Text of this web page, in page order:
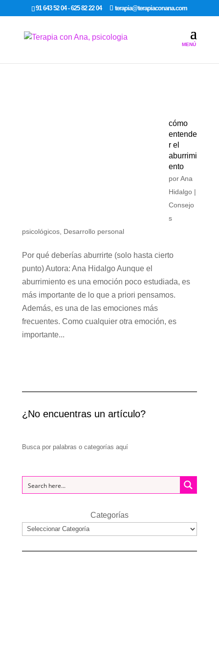
google-site-verification: google7dcda757e565a307.html
91 643 52 04 - 625 82 22 04 terapia@terapiaconana.com
cómo
entende
r el
aburrimi
ento
porAna
Hidalgo|
Consejo
s
psicológicos, Desarrollo personal
Por qué deberías aburrirte (solo hasta cierto
punto) Autora: Ana Hidalgo Aunque el
aburrimiento es una emoción poco estudiada, es
más importante de lo que a priori pensamos.
Además, es una de las emociones más
frecuentes. Como cualquier otra emoción, es
importante...
¿No encuentras un artículo?
Busca por palabras o categorías aquí
Categorías